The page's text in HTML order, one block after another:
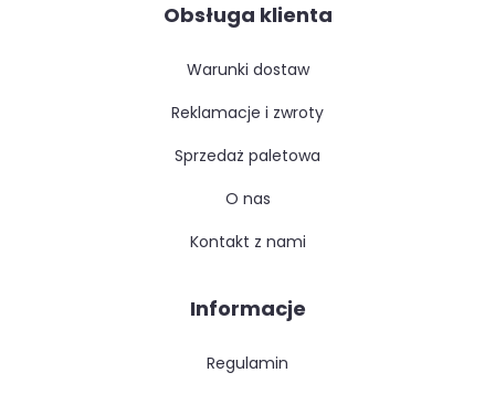
Obsługa klienta
warunki dostaw
reklamacje i zwroty
sprzedaż paletowa
o nas
kontakt z nami
Informacje
regulamin